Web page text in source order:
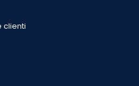
clienti